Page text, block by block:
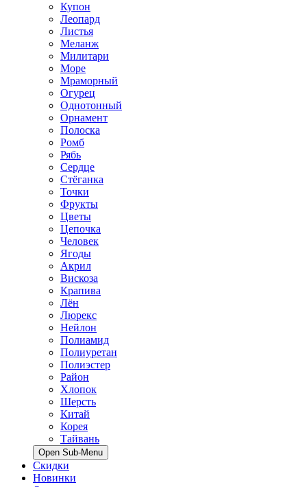
Купон
Леопард
Листья
Меланж
Милитари
Море
Мраморный
Огурец
Однотонный
Орнамент
Полоска
Ромб
Рябь
Сердце
Стёганка
Точки
Фрукты
Цветы
Цепочка
Человек
Ягоды
Акрил
Вискоза
Крапива
Лён
Люрекс
Нейлон
Полиамид
Полиуретан
Полиэстер
Район
Хлопок
Шерсть
Китай
Корея
Тайвань
Open Sub-Menu
Скидки
Новинки